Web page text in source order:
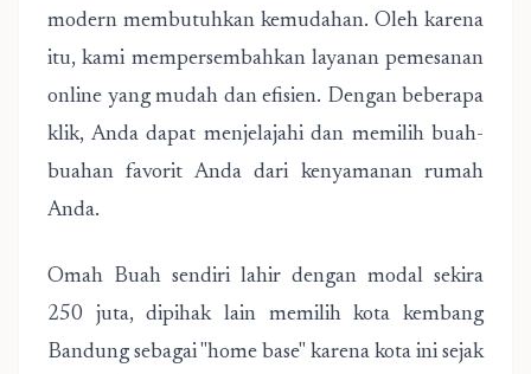
modern membutuhkan kemudahan. Oleh karena
itu, kami mempersembahkan layanan pemesanan
online yang mudah dan efisien. Dengan beberapa
klik, Anda dapat menjelajahi dan memilih buah-
buahan favorit Anda dari kenyamanan rumah
Anda.
Omah Buah sendiri lahir dengan modal sekira
250 juta, dipihak lain memilih kota kembang
Bandung sebagai "home base" karena kota ini sejak